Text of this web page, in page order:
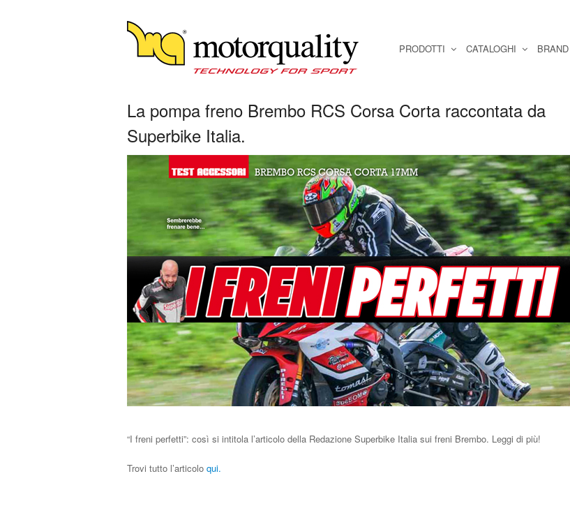
PRODOTTI CATALOGHI BRAND
La pompa freno Brembo RCS Corsa Corta raccontata da
Superbike Italia.
“I freni perfetti”: così si intitola l’articolo della Redazione Superbike Italia sui freni Brembo. Leggi di più!
Trovi tutto l’articolo qui.